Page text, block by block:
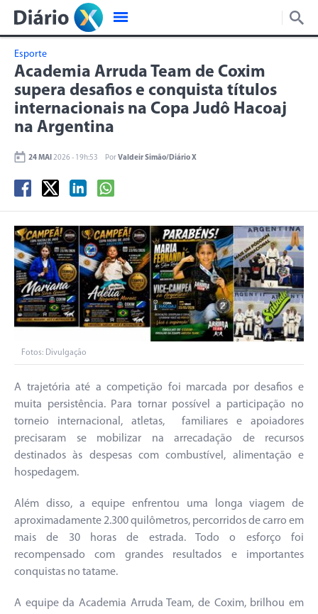
Esporte
Academia Arruda Team de Coxim
supera desafios e conquista títulos
internacionais na Copa Judô Hacoaj
na Argentina
24 MAI 2026 - 19h:53 PorValdeir Simão/Diário X
Fotos: Divulgação
A trajetória até a competição foi marcada por desafios e
muita persistência. Para tornar possível a participação no
torneio internacional, atletas, familiares e apoiadores
precisaram se mobilizar na arrecadação de recursos
destinados às despesas com combustível, alimentação e
hospedagem.
Além disso, a equipe enfrentou uma longa viagem de
aproximadamente 2.300 quilômetros, percorridos de carro em
mais de 30 horas de estrada. Todo o esforço foi
recompensado com grandes resultados e importantes
conquistas no tatame.
A equipe da Academia Arruda Team, de Coxim, brilhou em